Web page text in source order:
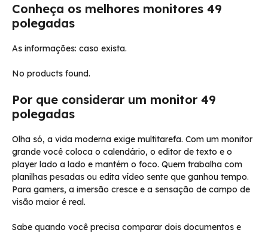
Conheça os melhores monitores 49
polegadas
As informações: caso exista.
No products found.
Por que considerar um monitor 49
polegadas
Olha só, a vida moderna exige multitarefa. Com um monitor
grande você coloca o calendário, o editor de texto e o
player lado a lado e mantém o foco. Quem trabalha com
planilhas pesadas ou edita vídeo sente que ganhou tempo.
Para gamers, a imersão cresce e a sensação de campo de
visão maior é real.
Sabe quando você precisa comparar dois documentos e